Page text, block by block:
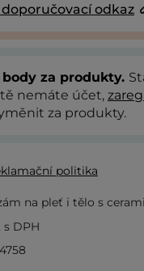
odkaz
za produkty.
nemáte účet,
za produkty.
politika
na pleť i tělo s
, s DPH